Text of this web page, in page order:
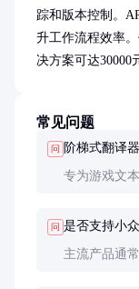
踪和版本控制。
升工作流程效率
决方案可达30000
常见问题
问 阶梯式翻译
专为游戏文
问 是否支持小
主流产品通